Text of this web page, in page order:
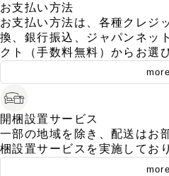
お支払い方法
お支払い方法は、各種クレジ
換、銀行振込、ジャパンネッ
クト（手数料無料）からお選
more
開梱設置サービス
一部の地域を除き、配送はお
梱設置サービスを実施してお
more